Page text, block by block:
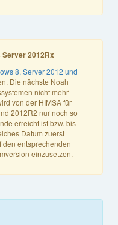
Server 2012Rx
8, Server 2012 und
Die nächste Noah
nicht mehr
von der HIMSA für
2012R2 nur noch so
erreicht ist bzw. bis
Datum zuerst
den entsprechenden
einzusetzen.